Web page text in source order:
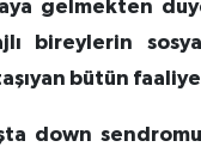
gelmekten
bireylerin
bütün
down